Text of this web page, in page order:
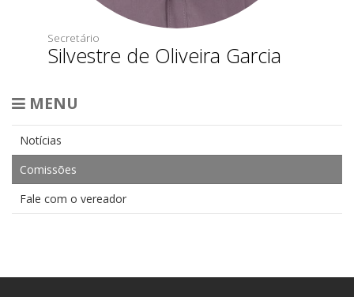
Secretário
Silvestre de Oliveira Garcia
MENU
Notícias
Comissões
Fale com o vereador